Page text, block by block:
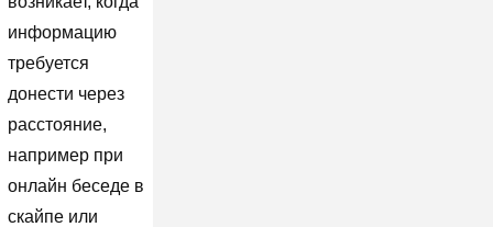
информацию
требуется
донести через
расстояние,
например при
онлайн беседе в
скайпе или